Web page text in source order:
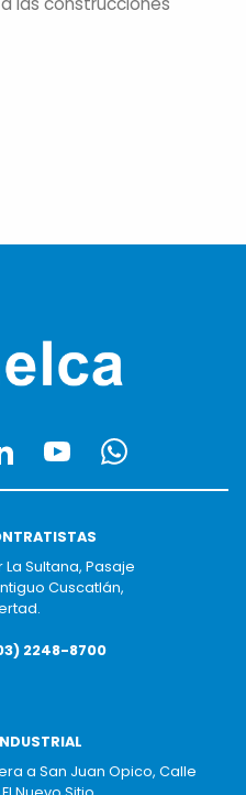
Sultana, Pasaje
Cuscatlán,
2248-8700
a San Juan Opico, Calle